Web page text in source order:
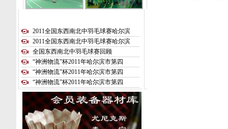
2011全国东西南北中羽毛球赛哈尔滨
2011全国东西南北中羽毛球赛哈尔滨
全国东西南北中羽毛球赛回顾
“神洲物流”杯2011年哈尔滨市第四
“神洲物流”杯2011年哈尔滨市第四
“神洲物流”杯2011年哈尔滨市第四